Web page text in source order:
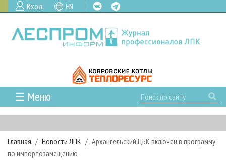
Вход EN
☰ Меню
ГЛАВНАЯ
РУБРИКИ И ТЕМЫ
РУБРИКИ ЖУРНАЛА
НОВОСТИ
Главная Новости ЛПК
Архангельский ЦБК включён в программу
по импортозамещению